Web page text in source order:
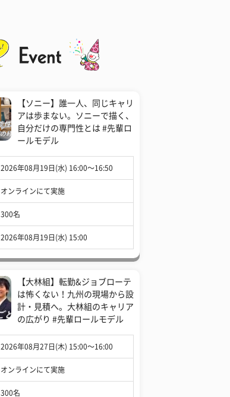
【ソニー】誰一人、同じキャリ
アは歩まない。ソニーで描く、
自分だけの専門性とは #先輩ロ
ールモデル
2026年08月19日(水) 16:00〜16:50
オンラインにて実施
300名
2026年08月19日(水) 15:00
【大林組】転勤&ジョブローテ
は怖くない！九州の現場から設
計・見積へ。大林組のキャリア
の広がり #先輩ロールモデル
2026年08月27日(木) 15:00〜16:00
オンラインにて実施
300名